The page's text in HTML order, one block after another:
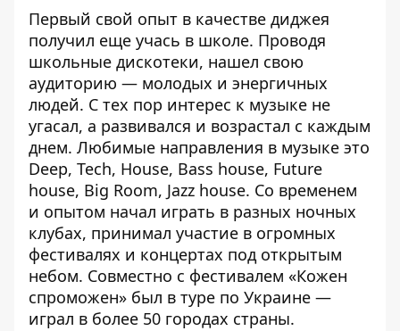
Первый свой опыт в качестве диджея
получил еще учась в школе. Проводя
школьные дискотеки, нашел свою
аудиторию — молодых и энергичных
людей. С тех пор интерес к музыке не
угасал, а развивался и возрастал с каждым
днем. Любимые направления в музыке это
Deep, Tech, House, Bass house, Future
house, Big Room, Jazz house. Со временем
и опытом начал играть в разных ночных
клубах, принимал участие в огромных
фестивалях и концертах под открытым
небом. Совместно с фестивалем «Кожен
спроможен» был в туре по Украине —
играл в более 50 городах страны.